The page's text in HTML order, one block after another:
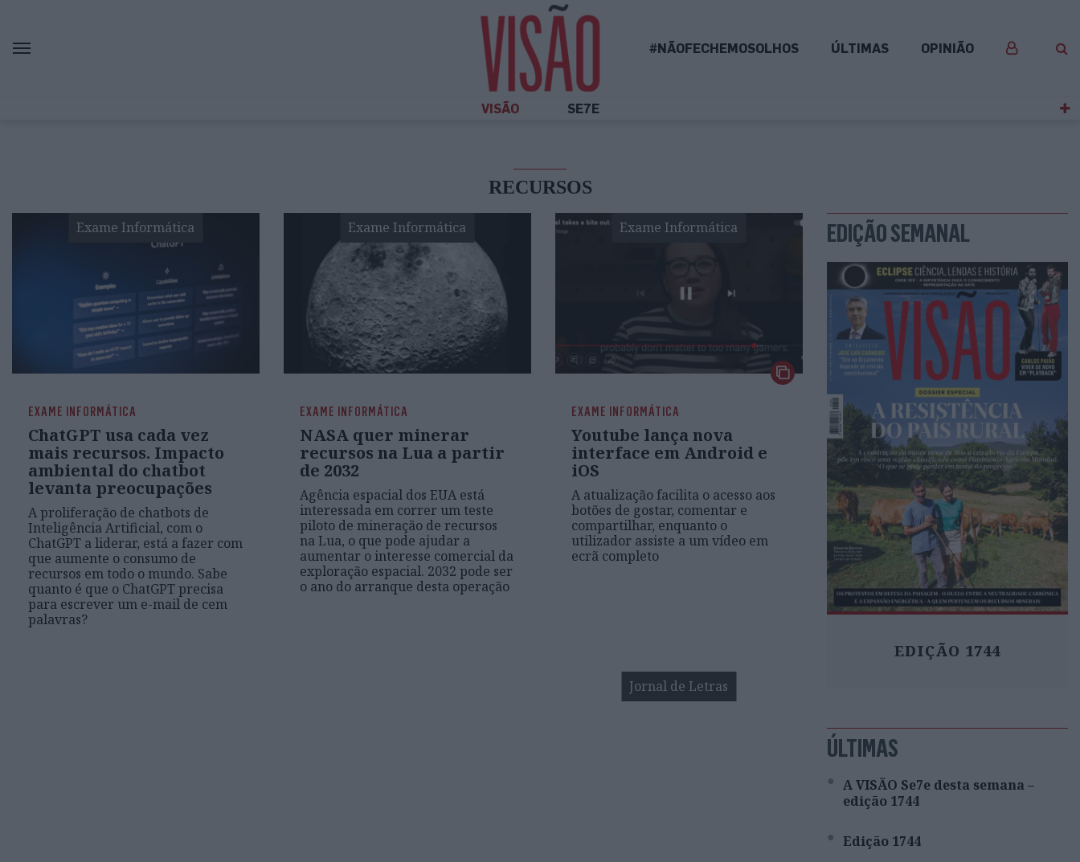
#NÃOFECHEMOSOLHOS ÚLTIMAS OPINIÃO
VISÃO SE7E
RECURSOS
Exame Informática
EXAME INFORMÁTICA
ChatGPT usa cada vez
mais recursos. Impacto
ambiental do chatbot
levanta preocupações
A proliferação de chatbots de
Inteligência Artificial, com o
ChatGPT a liderar, está a fazer com
que aumente o consumo de
recursos em todo o mundo. Sabe
quanto é que o ChatGPT precisa
para escrever um e-mail de cem
palavras?
Exame Informática
EXAME INFORMÁTICA
NASA quer minerar
recursos na Lua a partir
de 2032
Agência espacial dos EUA está
interessada em correr um teste
piloto de mineração de recursos
na Lua, o que pode ajudar a
aumentar o interesse comercial da
exploração espacial. 2032 pode ser
o ano do arranque desta operação
Exame Informática
EXAME INFORMÁTICA
Youtube lança nova
interface em Android e
iOS
A atualização facilita o acesso aos
botões de gostar, comentar e
compartilhar, enquanto o
utilizador assiste a um vídeo em
ecrã completo
Jornal de Letras
EDIÇÃO SEMANAL
EDIÇÃO 1744
ÚLTIMAS
A VISÃO Se7e desta semana –
edição 1744
Edição 1744